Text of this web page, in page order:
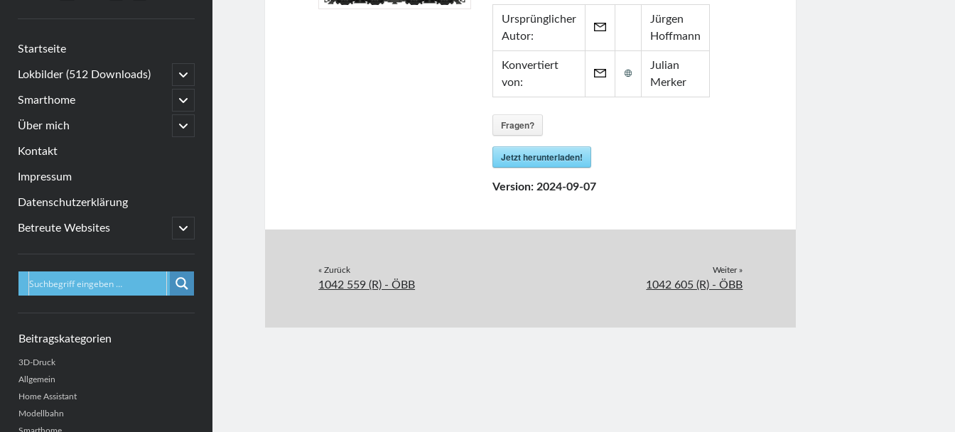
Startseite
Lokbilder (512 Downloads)
open
child
menu
Smarthome
open
child
menu
Über mich
open
child
Kontakt
Impressum
Datenschutzerklärung
Betreute Websites
open
child
Sidebar
Beitragskategorien
3D-Druck
Allgemein
Home Assistant
Modellbahn
Ursprünglicher
Autor:
Jürgen
Hoffmann
Konvertiert
von:
Julian
Merker
Fragen?
Jetzt herunterladen!
Version: 2024-09-07
« Zurück
1042 559 (R) - ÖBB
Weiter »
1042 605 (R) - ÖBB